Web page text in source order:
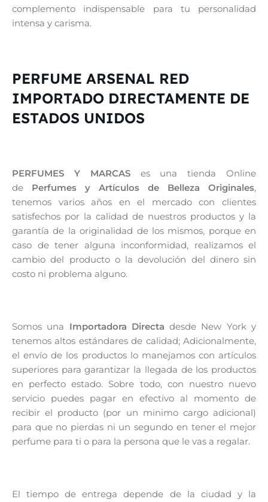
complemento indispensable para tu personalidad
intensa y carisma.
PERFUME ARSENAL RED
IMPORTADO DIRECTAMENTE DE
ESTADOS UNIDOS
PERFUMES Y MARCASes una tienda Online
de Perfumes y Artículos de Belleza Originales,
tenemos varios años en el mercado con clientes
satisfechos por la calidad de nuestros productos y la
garantía de la originalidad de los mismos, porque en
caso de tener alguna inconformidad, realizamos el
cambio del producto o la devolución del dinero sin
costo ni problema alguno.
Somos una Importadora Directa desde New York y
tenemos altos estándares de calidad; Adicionalmente,
el envío de los productos lo manejamos con artículos
superiores para garantizar la llegada de los productos
en perfecto estado. Sobre todo, con nuestro nuevo
servicio puedes pagar en efectivo al momento de
recibir el producto (por un minimo cargo adicional)
para que no pierdas ni un segundo en tener el mejor
perfume para ti o para la persona que le vas a regalar.
El tiempo de entrega depende de la ciudad y la